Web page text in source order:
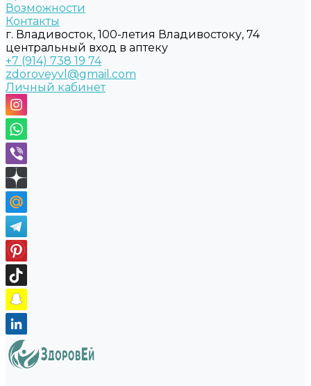
Возможности
Контакты
г. Владивосток, 100-летия Владивостоку, 74
центральный вход в аптеку
+7 (914) 738 19 74
zdoroveyvl@gmail.com
Личный кабинет